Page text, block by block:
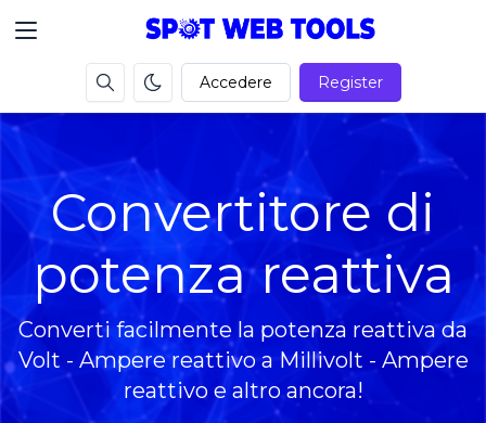
Accedere Register
Convertitore di
potenza reattiva
Converti facilmente la potenza reattiva da
Volt - Ampere reattivo a Millivolt - Ampere
reattivo e altro ancora!